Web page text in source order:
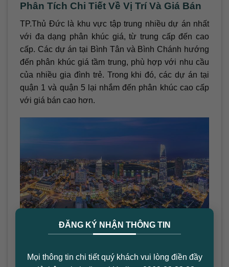
ĐĂNG KÝ NHẬN THÔNG TIN
Mọi thông tin chi tiết quý khách vui lòng điền đầy
Phân Tích Chi Tiết Về Vị Trí Và Giá Bán
TP.Thủ Đức là khu vực tập trung nhiều dự án nhất
với đa dạng phân khúc giá, từ trung cấp đến cao
cấp. Các dự án tại Bình Tân và Bình Chánh hướng
đến phân khúc giá tầm trung, phù hợp với nhu cầu
của nhiều gia đình trẻ. Trong khi đó, các dự án tại
quận 1 và quận 5 lại nhắm đến phân khúc cao cấp
với giá bán cao hơn.
Toàn cảnh thành phố Hồ Chí Minh
Cơ Hội Đầu Tư Sinh Lời Hấp Dẫn